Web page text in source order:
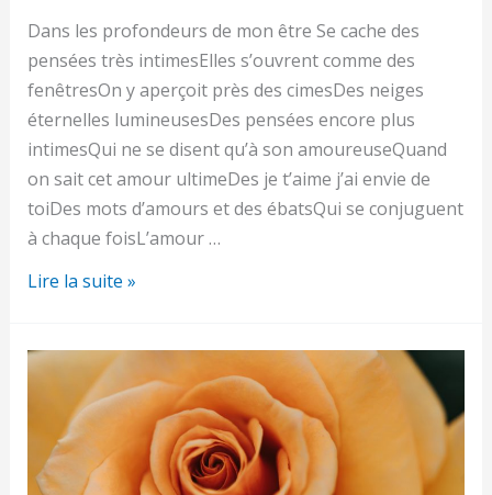
Dans les profondeurs de mon être Se cache des
pensées très intimesElles s’ouvrent comme des
fenêtresOn y aperçoit près des cimesDes neiges
éternelles lumineusesDes pensées encore plus
intimesQui ne se disent qu’à son amoureuseQuand
on sait cet amour ultimeDes je t’aime j’ai envie de
toiDes mots d’amours et des ébatsQui se conjuguent
à chaque foisL’amour …
Dans
de
être
Lire la suite »